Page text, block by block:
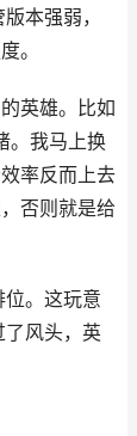
本强弱，
。
英雄。比如
。我马上换
率反而上去
否则就是给
。这玩意
风头，英